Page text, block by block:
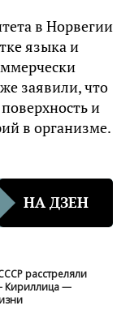
в Норвегии
языка и
заявили, что
и
в организме.
НА ДЗЕН
расстреляли
Кириллица —